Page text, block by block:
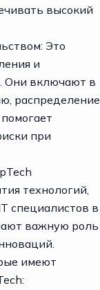
высокий
Это
и
Они включают в
распределение
при
технологий,
специалистов в
важную роль
имеют